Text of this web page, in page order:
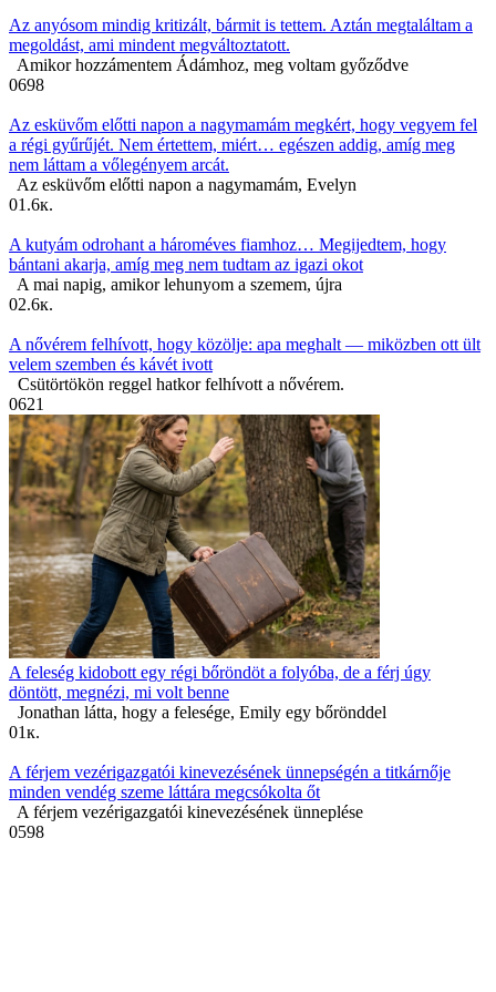
Az anyósom mindig kritizált, bármit is tettem. Aztán megtaláltam a
megoldást, ami mindent megváltoztatott.
Amikor hozzámentem Ádámhoz, meg voltam győződve
0698
Az esküvőm előtti napon a nagymamám megkért, hogy vegyem fel
a régi gyűrűjét. Nem értettem, miért… egészen addig, amíg meg
nem láttam a vőlegényem arcát.
Az esküvőm előtti napon a nagymamám, Evelyn
01.6к.
A kutyám odrohant a hároméves fiamhoz… Megijedtem, hogy
bántani akarja, amíg meg nem tudtam az igazi okot
A mai napig, amikor lehunyom a szemem, újra
02.6к.
A nővérem felhívott, hogy közölje: apa meghalt — miközben ott ült
velem szemben és kávét ivott
Csütörtökön reggel hatkor felhívott a nővérem.
0621
A feleség kidobott egy régi bőröndöt a folyóba, de a férj úgy
döntött, megnézi, mi volt benne
Jonathan látta, hogy a felesége, Emily egy bőrönddel
01к.
A férjem vezérigazgatói kinevezésének ünnepségén a titkárnője
minden vendég szeme láttára megcsókolta őt
A férjem vezérigazgatói kinevezésének ünneplése
0598